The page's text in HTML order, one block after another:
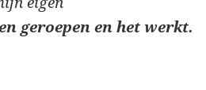
geroepen en het werkt.